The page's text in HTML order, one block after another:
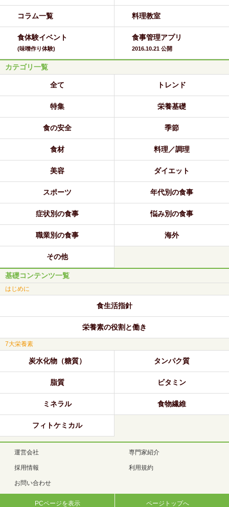
コラム一覧 料理教室
食体験イベント
(味噌作り体験)
食事管理アプリ
2016.10.21 公開
カテゴリ一覧
全て トレンド
特集 栄養基礎
食の安全 季節
食材 料理／調理
美容 ダイエット
スポーツ 年代別の食事
症状別の食事 悩み別の食事
職業別の食事 海外
その他
基礎コンテンツ一覧
はじめに
食生活指針
栄養素の役割と働き
7大栄養素
炭水化物（糖質） タンパク質
脂質 ビタミン
ミネラル 食物繊維
フィトケミカル
運営会社 専門家紹介
採用情報 利用規約
お問い合わせ
PCページを表示 ページトップへ